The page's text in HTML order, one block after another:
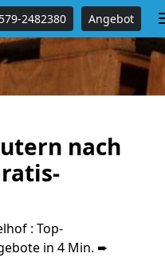
2482380 Angebot
nach
: Top-
in 4 Min. ➨